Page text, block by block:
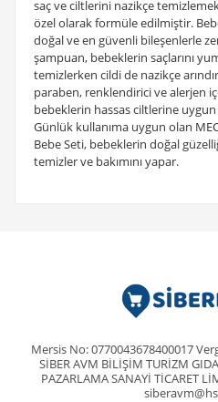
saç ve ciltlerini nazikçe
özel olarak formüle edilmiştir.
doğal ve en güvenli bileşenlerle
şampuan, bebeklerin saçlarını
temizlerken cildi de nazikçe
paraben, renklendirici ve alerjen
bebeklerin hassas ciltlerine
Günlük kullanıma uygun olan
Bebe Seti, bebeklerin doğal
temizler ve bakımını yapar.
Mersis No: 0770043678400017
SİBER AVM BİLİŞİM TURİZM
PAZARLAMA SANAYİ TİCARET